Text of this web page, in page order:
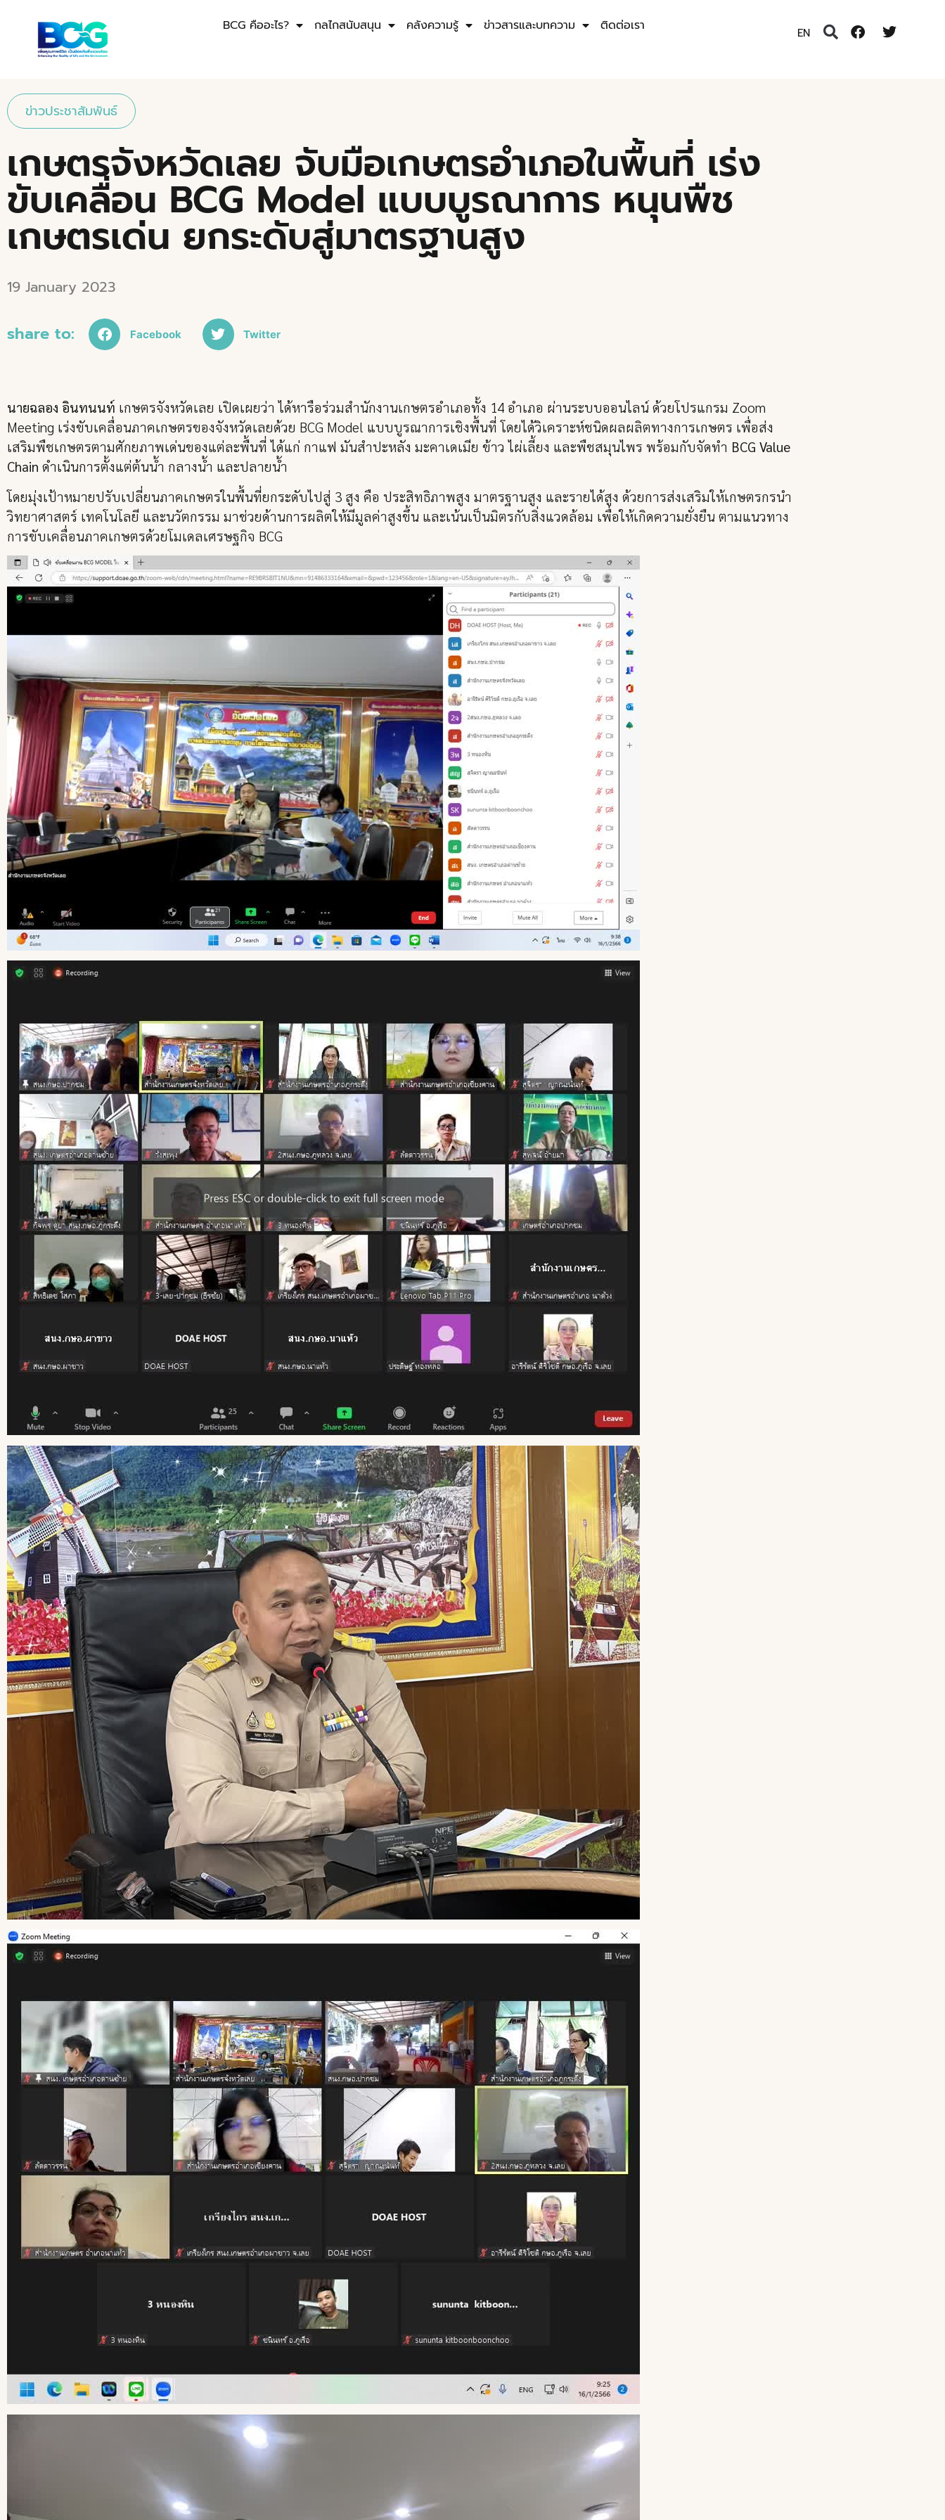
BCG คืออะไร? กลไกสนับสนุน คลังความรู้ ข่าวสารและบทความ ติดต่อเรา EN
ข่าวประชาสัมพันธ์
เกษตรจังหวัดเลย จับมือเกษตรอำเภอในพื้นที่ เร่ง
ขับเคลื่อน BCG Model แบบบูรณาการ หนุนพืช
เกษตรเด่น ยกระดับสู่มาตรฐานสูง
19 January 2023
share to: Facebook Twitter
นายฉลอง อินทนนท์ เกษตรจังหวัดเลย เปิดเผยว่า ได้หารือร่วมสำนักงานเกษตรอำเภอทั้ง 14 อำเภอ ผ่านระบบออนไลน์ ด้วยโปรแกรม Zoom
Meeting เร่งขับเคลื่อนภาคเกษตรของจังหวัดเลยด้วย BCG Model แบบบูรณาการเชิงพื้นที่ โดยได้วิเคราะห์ชนิดผลผลิตทางการเกษตร เพื่อส่ง
เสริมพืชเกษตรตามศักยภาพเด่นของแต่ละพื้นที่ ได้แก่ กาแฟ มันสำปะหลัง มะคาเดเมีย ข้าว ไผ่เลี้ยง และพืชสมุนไพร พร้อมกับจัดทำ BCG Value
Chain ดำเนินการตั้งแต่ต้นน้ำ กลางน้ำ และปลายน้ำ
โดยมุ่งเป้าหมายปรับเปลี่ยนภาคเกษตรในพื้นที่ยกระดับไปสู่ 3 สูง คือ ประสิทธิภาพสูง มาตรฐานสูง และรายได้สูง ด้วยการส่งเสริมให้เกษตรกรนำ
วิทยาศาสตร์ เทคโนโลยี และนวัตกรรม มาช่วยด้านการผลิตให้มีมูลค่าสูงขึ้น และเน้นเป็นมิตรกับสิ่งแวดล้อม เพื่อให้เกิดความยั่งยืน ตามแนวทาง
การขับเคลื่อนภาคเกษตรด้วยโมเดลเศรษฐกิจ BCG